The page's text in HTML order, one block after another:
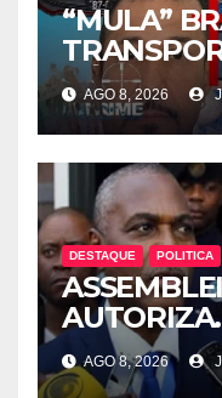
“MULA”
MORRE
LUANDA
AGO 8, 2026
DESTAQUE POLITICA
AUTORIZA
ADRIANO
AGO 8, 2026